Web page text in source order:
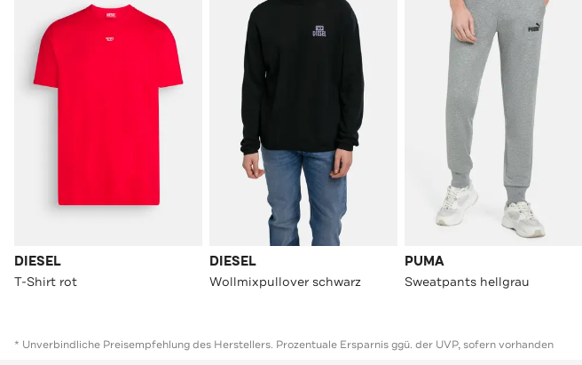
DIESEL
T-Shirt rot
DIESEL
Wollmixpullover schwarz
PUMA
Sweatpants hellgrau
* Unverbindliche Preisempfehlung des Herstellers. Prozentuale Ersparnis ggü. der UVP, sofern vorhanden